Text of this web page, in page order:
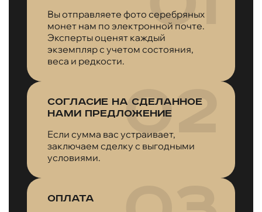
Вы отправляете фото серебряных
монет нам по электронной почте.
Эксперты оценят каждый
экземпляр с учетом состояния,
веса и редкости.
Согласие на сделанное
нами предложение
Если сумма вас устраивает,
заключаем сделку с выгодными
условиями.
Оплата